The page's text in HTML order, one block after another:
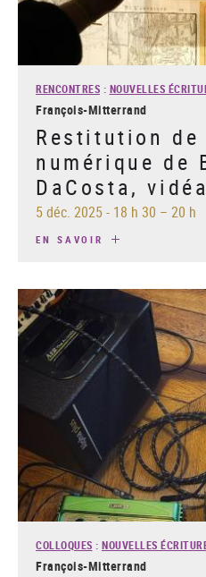
RENCONTRES : NOUVELLES
François-Mitterrand
Restitution
numérique de
DaCosta,
5 déc. 2025- 18 h 30 – 20 h
EN SAVOIR
COLLOQUES : NOUVELLES
François-Mitterrand